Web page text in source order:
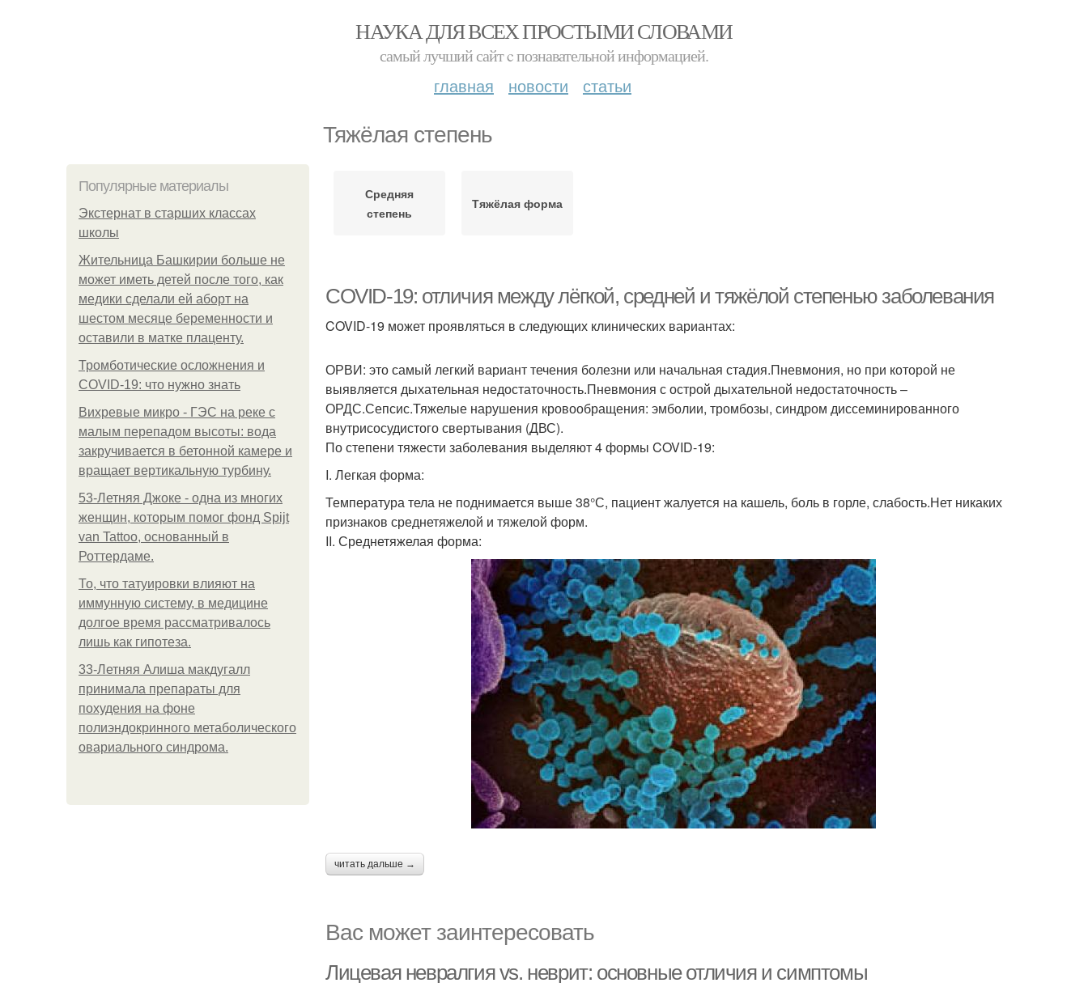
НАУКА ДЛЯ ВСЕХ ПРОСТЫМИ СЛОВАМИ
самый лучший сайт c познавательной информацией.
главная новости статьи
Тяжёлая степень
Популярные материалы
Экстернат в старших классах
школы
Жительница Башкирии больше не
может иметь детей после того, как
медики сделали ей аборт на
шестом месяце беременности и
оставили в матке плаценту.
Тромботические осложнения и
COVID-19: что нужно знать
Вихревые микро - ГЭС на реке с
малым перепадом высоты: вода
закручивается в бетонной камере и
вращает вертикальную турбину.
53-Летняя Джоке - одна из многих
женщин, которым помог фонд Spijt
van Tattoo, основанный в
Роттердаме.
То, что татуировки влияют на
иммунную систему, в медицине
долгое время рассматривалось
лишь как гипотеза.
33-Летняя Алиша макдугалл
принимала препараты для
похудения на фоне
полиэндокринного метаболического
овариального синдрома.
Средняя
степень
Тяжёлая форма
COVID-19: отличия между лёгкой, средней и тяжёлой степенью заболевания
COVID-19 может проявляться в следующих клинических вариантах:
ОРВИ: это самый легкий вариант течения болезни или начальная стадия.Пневмония, но при которой не
выявляется дыхательная недостаточность.Пневмония с острой дыхательной недостаточность –
ОРДС.Сепсис.Тяжелые нарушения кровообращения: эмболии, тромбозы, синдром диссеминированного
внутрисосудистого свертывания (ДВС).
По степени тяжести заболевания выделяют 4 формы COVID-19:
I. Легкая форма:
Температура тела не поднимается выше 38°С, пациент жалуется на кашель, боль в горле, слабость.Нет никаких
признаков среднетяжелой и тяжелой форм.
II. Среднетяжелая форма:
читать дальше →
Вас может заинтересовать
Лицевая невралгия vs. неврит: основные отличия и симптомы